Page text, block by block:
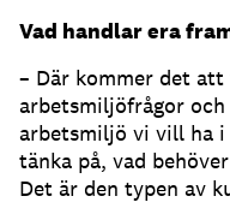
Vad handlar era
– Där kommer det att
arbetsmiljöfrågor
arbetsmiljö vi vill ha i
tänka på, vad
Det är den typen av